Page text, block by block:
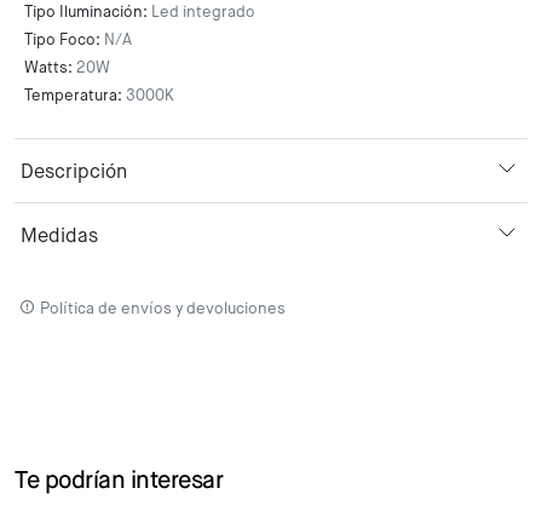
Tipo Iluminación: Led integrado
Tipo Foco: N/A
Watts: 20W
Temperatura: 3000K
Descripción
Medidas
Política de envíos y devoluciones
Te podrían interesar